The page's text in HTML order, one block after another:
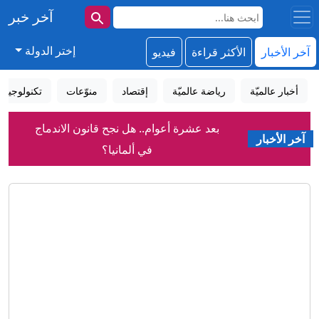
آخر خبر
آخر الأخبار الأكثر قراءة فيديو إختر الدولة
أخبار عالميّة رياضة عالميّة إقتصاد منوّعات تكنولوجيا
آخر الأخبار
بعد عشرة أعوام.. هل نجح قانون الاندماج
في ألمانيا؟
إيران مباشر.. اتفاق وشيك بين طهران
ومسقط والحرس الثوري يشترط لفتح